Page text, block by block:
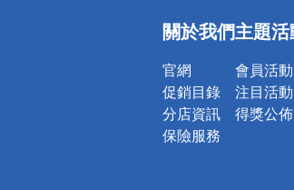
關於我們
官網
促銷目錄
分店資訊
保險服務
主題
會員活動
注目活動
得獎公佈